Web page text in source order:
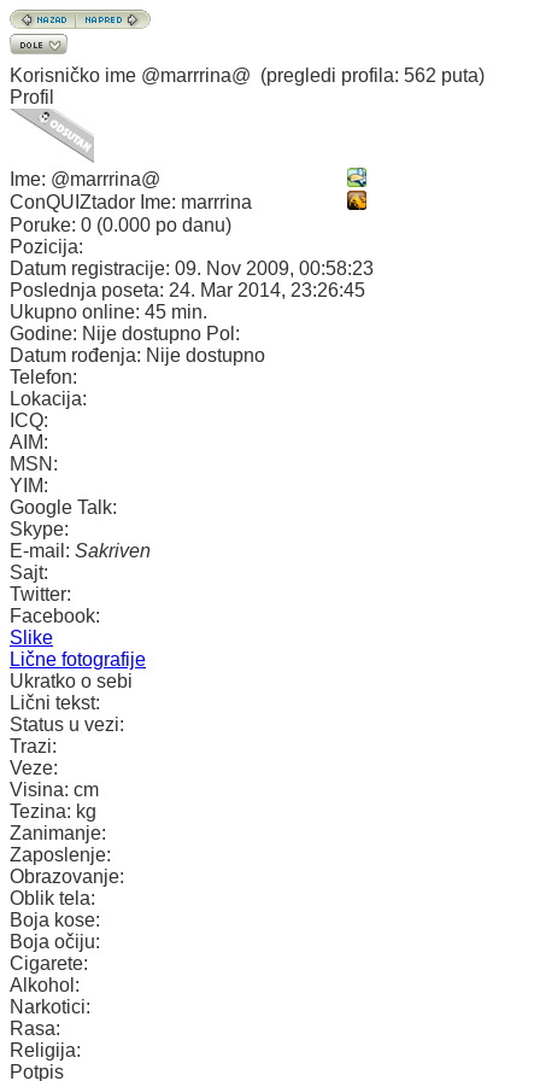
Korisničko ime @marrrina@ (pregledi profila: 562 puta)
Profil
Ime: @marrrina@
ConQUIZtador Ime: marrrina
Poruke: 0 (0.000 po danu)
Pozicija:
Datum registracije: 09. Nov 2009, 00:58:23
Poslednja poseta: 24. Mar 2014, 23:26:45
Ukupno online: 45 min.
Godine: Nije dostupno Pol:
Datum rođenja: Nije dostupno
Telefon:
Lokacija:
ICQ:
AIM:
MSN:
YIM:
Google Talk:
Skype:
E-mail: Sakriven
Sajt:
Twitter:
Facebook:
Slike
Lične fotografije
Ukratko o sebi
Lični tekst:
Status u vezi:
Trazi:
Veze:
Visina: cm
Tezina: kg
Zanimanje:
Zaposlenje:
Obrazovanje:
Oblik tela:
Boja kose:
Boja očiju:
Cigarete:
Alkohol:
Narkotici:
Rasa:
Religija:
Potpis